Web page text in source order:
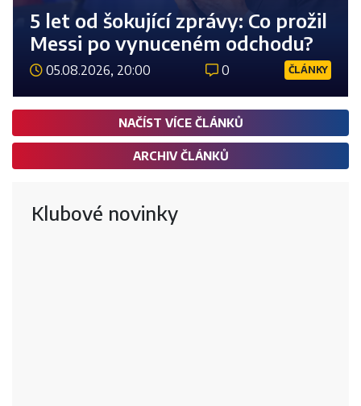
5 let od šokující zprávy: Co prožil
Messi po vynuceném odchodu?
05.08.2026, 20:00 0 ČLÁNKY
NAČÍST VÍCE ČLÁNKŮ
ARCHIV ČLÁNKŮ
Klubové novinky